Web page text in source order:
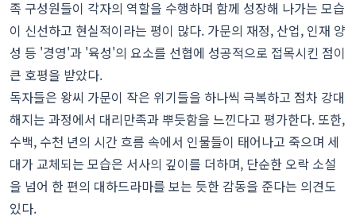
족 구성원들이 각자의 역할을 수행하며 함께 성장해 나가는 모습
이 신선하고 현실적이라는 평이 많다. 가문의 재정, 산업, 인재 양
성 등 '경영'과 '육성'의 요소를 선협에 성공적으로 접목시킨 점이
큰 호평을 받았다.
독자들은 왕씨 가문이 작은 위기들을 하나씩 극복하고 점차 강대
해지는 과정에서 대리만족과 뿌듯함을 느낀다고 평가한다. 또한,
수백, 수천 년의 시간 흐름 속에서 인물들이 태어나고 죽으며 세
대가 교체되는 모습은 서사의 깊이를 더하며, 단순한 오락 소설
을 넘어 한 편의 대하드라마를 보는 듯한 감동을 준다는 의견도
있다.